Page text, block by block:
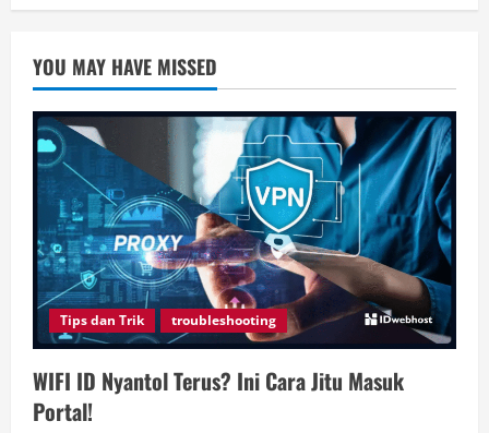
YOU MAY HAVE MISSED
Tips dan Trik troubleshooting
WIFI ID Nyantol Terus? Ini Cara Jitu Masuk
Portal!